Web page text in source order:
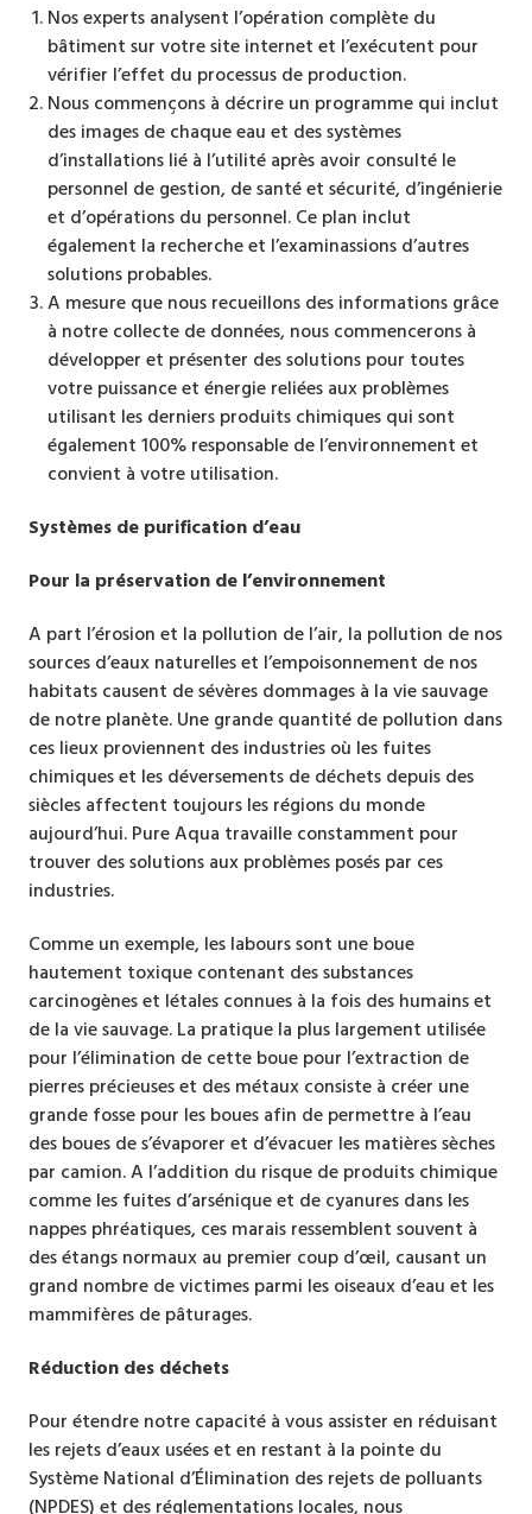
Nos experts analysent l’opération complète du
bâtiment sur votre site internet et l’exécutent pour
vérifier l’effet du processus de production.
Nous commençons à décrire un programme qui inclut
des images de chaque eau et des systèmes
d’installations lié à l’utilité après avoir consulté le
personnel de gestion, de santé et sécurité, d’ingénierie
et d’opérations du personnel. Ce plan inclut
également la recherche et l’examinassions d’autres
solutions probables.
A mesure que nous recueillons des informations grâce
à notre collecte de données, nous commencerons à
développer et présenter des solutions pour toutes
votre puissance et énergie reliées aux problèmes
utilisant les derniers produits chimiques qui sont
également 100% responsable de l’environnement et
convient à votre utilisation.
Systèmes de purification d’eau
Pour la préservation de l’environnement
A part l’érosion et la pollution de l’air, la pollution de nos
sources d’eaux naturelles et l’empoisonnement de nos
habitats causent de sévères dommages à la vie sauvage
de notre planète. Une grande quantité de pollution dans
ces lieux proviennent des industries où les fuites
chimiques et les déversements de déchets depuis des
siècles affectent toujours les régions du monde
aujourd’hui. Pure Aqua travaille constamment pour
trouver des solutions aux problèmes posés par ces
industries.
Comme un exemple, les labours sont une boue
hautement toxique contenant des substances
carcinogènes et létales connues à la fois des humains et
de la vie sauvage. La pratique la plus largement utilisée
pour l’élimination de cette boue pour l’extraction de
pierres précieuses et des métaux consiste à créer une
grande fosse pour les boues afin de permettre à l’eau
des boues de s’évaporer et d’évacuer les matières sèches
par camion. A l’addition du risque de produits chimique
comme les fuites d’arsénique et de cyanures dans les
nappes phréatiques, ces marais ressemblent souvent à
des étangs normaux au premier coup d’œil, causant un
grand nombre de victimes parmi les oiseaux d’eau et les
mammifères de pâturages.
Réduction des déchets
Pour étendre notre capacité à vous assister en réduisant
les rejets d’eaux usées et en restant à la pointe du
Système National d’Élimination des rejets de polluants
(NPDES) et des réglementations locales, nous